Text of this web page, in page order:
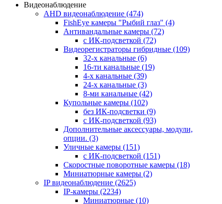
Видеонаблюдение
AHD видеонаблюдение (474)
FishEye камеры "Рыбий глаз" (4)
Антивандальные камеры (72)
с ИК-подсветкой (72)
Видеорегистраторы гибридные (109)
32-х канальные (6)
16-ти канальные (19)
4-х канальные (39)
24-х канальные (3)
8-ми канальные (42)
Купольные камеры (102)
без ИК-подсветки (9)
с ИК-подсветкой (93)
Дополнительные аксессуары, модули,
опции. (3)
Уличные камеры (151)
с ИК-подсветкой (151)
Скоростные поворотные камеры (18)
Миниатюрные камеры (2)
IP видеонаблюдение (2625)
IP-камеры (2234)
Миниатюрные (10)